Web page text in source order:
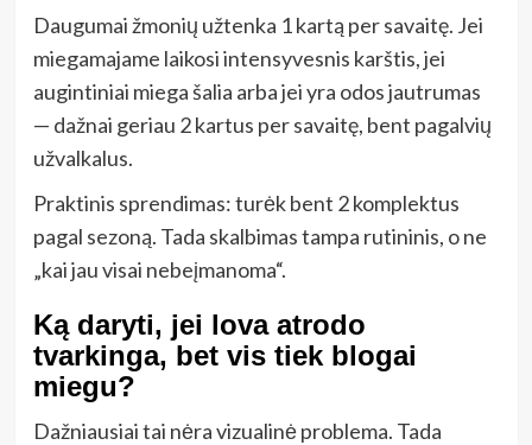
Daugumai žmonių užtenka 1 kartą per savaitę. Jei
miegamajame laikosi intensyvesnis karštis, jei
augintiniai miega šalia arba jei yra odos jautrumas
— dažnai geriau 2 kartus per savaitę, bent pagalvių
užvalkalus.
Praktinis sprendimas: turėk bent 2 komplektus
pagal sezoną. Tada skalbimas tampa rutininis, o ne
„kai jau visai nebeįmanoma“.
Ką daryti, jei lova atrodo
tvarkinga, bet vis tiek blogai
miegu?
Dažniausiai tai nėra vizualinė problema. Tada